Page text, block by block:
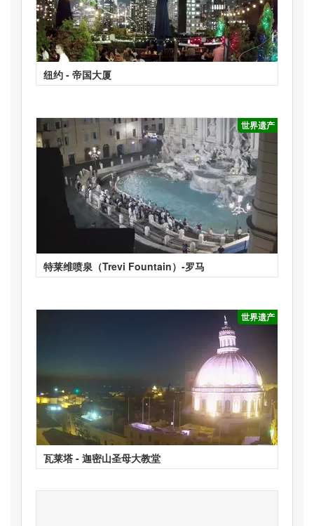
纽约 - 帝国大厦
世界遗产
特莱维喷泉（Trevi Fountain）-罗马
世界遗产
瓦莱塔 - 迦密山圣母大教堂